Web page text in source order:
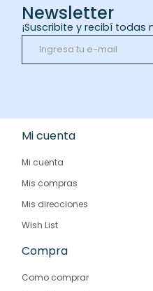
Newsletter
¡Suscribite y recibí todas
Mi cuenta
Mi cuenta
Mis compras
Mis direcciones
Wish List
Compra
Como comprar